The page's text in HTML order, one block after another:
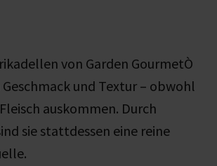
von Garden GourmetÒ
und Textur – obwohl
auskommen. Durch
sie stattdessen eine reine